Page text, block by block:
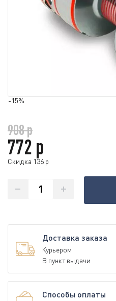
-15%
908 р
772 р
Скидка 136 р
Доставка заказа
Курьером
В пункт выдачи
Способы оплаты